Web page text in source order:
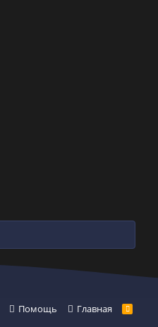
Помощь Главная
R